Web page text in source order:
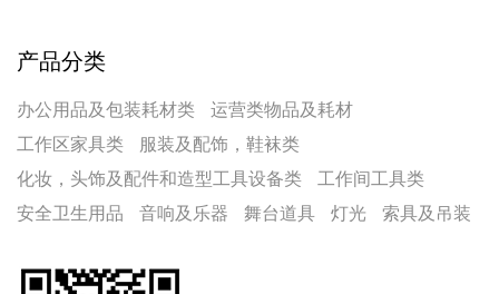
产品分类
办公用品及包装耗材类
运营类物品及耗材
工作区家具类
服装及配饰，鞋袜类
化妆，头饰及配件和造型工具设备类
工作间工具类
安全卫生用品
音响及乐器 舞台道具 灯光 索具及吊装